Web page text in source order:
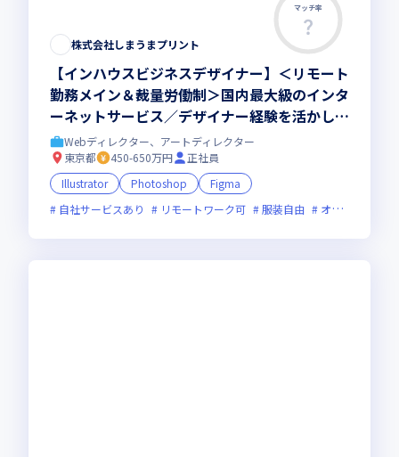
マッチ率
株式会社しまうまプリント
【インハウスビジネスデザイナー】＜リモート
勤務メイン＆裁量労働制＞国内最大級のインタ
ーネットサービス／デザイナー経験を活かし
て、よりビジネス側面でも新しいことにもチャ
レンジしていきたい方募集！
Webディレクター、アートディレクター
東京都
450-650万円
正社員
Illustrator
Photoshop
Figma
自社サービスあり
リモートワーク可 服装自由 オンライン選考可